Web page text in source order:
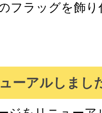
フラッグを飾
ーアルしまし